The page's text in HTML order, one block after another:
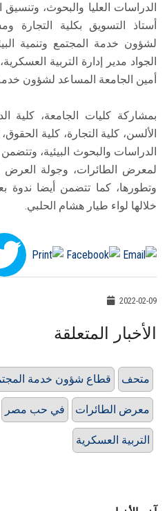
الدراسات العليا والبحوث،
أستاذ التسويق بكلية التجارة
لشؤون خدمة المجتمع وتنمية
الجواد مدير إدارة التربية
أمين الجامعة المساعد لشؤون خدمة
بمشاركة كليات الجامعة، كلية
الألسن، كلية التجارة، كلية
الدراسات والبحوث البيئية،
لمعرض الطائرات، وجولة العرض
وتطورها، كما تتضمن أيضا
خلالها لواء طيار هشام الحلبي.
2022-02-09
الأخبار المتعلقة
قطاع شؤون خدمة متحف
في حب مصر معرض الطائرات
التربية العسكرية